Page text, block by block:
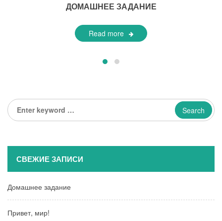
ДОМАШНЕЕ ЗАДАНИЕ
Read more
Enter
keyword
СВЕЖИЕ ЗАПИСИ
Домашнее задание
Привет, мир!